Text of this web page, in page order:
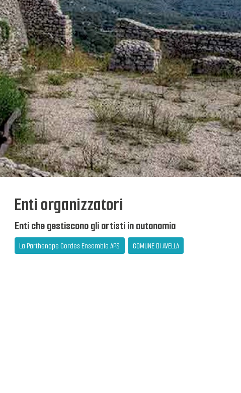
Enti organizzatori
Enti che gestiscono gli artisti in autonomia
La Parthenope Cordes Ensemble APS COMUNE DI AVELLA